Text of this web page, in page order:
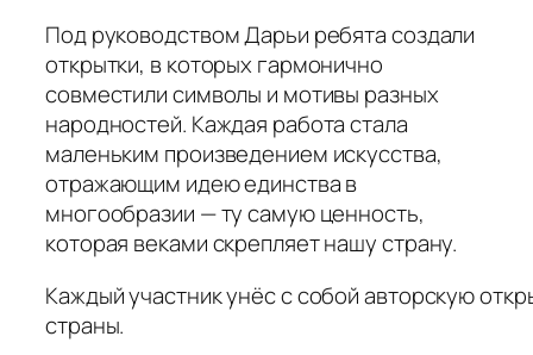
Под руководством Дарьи ребята создали
открытки, в которых гармонично
совместили символы и мотивы разных
народностей. Каждая работа стала
маленьким произведением искусства,
отражающим идею единства в
многообразии — ту самую ценность,
которая веками скрепляет нашу страну.
Каждый участник унёс с собой авторскую
страны.